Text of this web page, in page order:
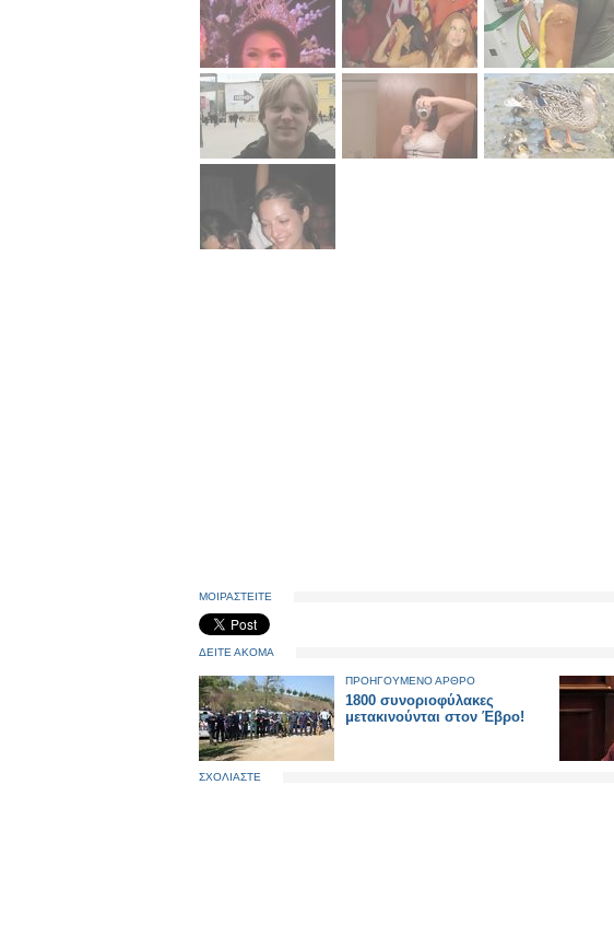
ΜΟΙΡΑΣΤΕΙΤΕ
ΔΕΙΤΕ ΑΚΟΜΑ
ΠΡΟΗΓΟΥΜΕΝΟ ΑΡΘΡΟ
1800 συνοριοφύλακες
μετακινούνται στον Έβρο!
ΣΧΟΛΙΑΣΤΕ